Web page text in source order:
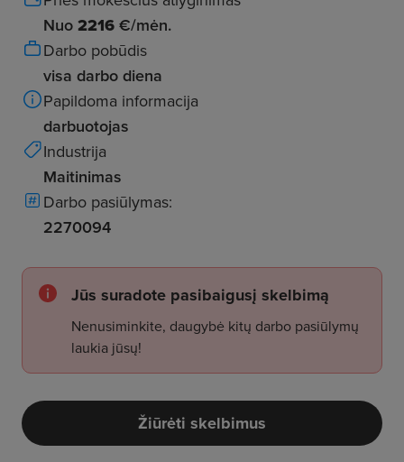
Nuo 2216 €/mėn.
Darbo pobūdis
visa darbo diena
Papildoma informacija
darbuotojas
Industrija
Maitinimas
Darbo pasiūlymas:
2270094
Jūs suradote pasibaigusį skelbimą
Nenusiminkite, daugybė kitų darbo pasiūlymų
laukia jūsų!
Žiūrėti skelbimus